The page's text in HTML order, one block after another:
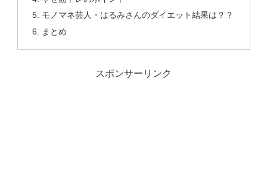
モノマネ芸人・はるみさんのダイエット結果は？？
まとめ
スポンサーリンク